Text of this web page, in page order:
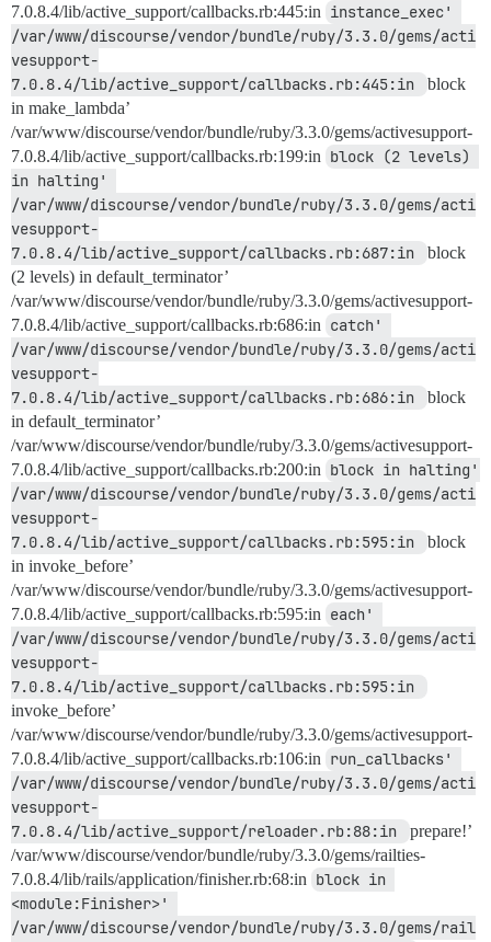
7.0.8.4/lib/active_support/callbacks.rb:445:in instance_exec'
/var/www/discourse/vendor/bundle/ruby/3.3.0/gems/acti
vesupport-
7.0.8.4/lib/active_support/callbacks.rb:445:in
block
in make_lambda’
/var/www/discourse/vendor/bundle/ruby/3.3.0/gems/activesupport-
7.0.8.4/lib/active_support/callbacks.rb:199:in block (2 levels)
in halting'
/var/www/discourse/vendor/bundle/ruby/3.3.0/gems/acti
vesupport-
7.0.8.4/lib/active_support/callbacks.rb:687:in
block
(2 levels) in default_terminator’
/var/www/discourse/vendor/bundle/ruby/3.3.0/gems/activesupport-
7.0.8.4/lib/active_support/callbacks.rb:686:in catch'
/var/www/discourse/vendor/bundle/ruby/3.3.0/gems/acti
vesupport-
7.0.8.4/lib/active_support/callbacks.rb:686:in
block
in default_terminator’
/var/www/discourse/vendor/bundle/ruby/3.3.0/gems/activesupport-
7.0.8.4/lib/active_support/callbacks.rb:200:in block in halting'
/var/www/discourse/vendor/bundle/ruby/3.3.0/gems/acti
vesupport-
7.0.8.4/lib/active_support/callbacks.rb:595:in
block
in invoke_before’
/var/www/discourse/vendor/bundle/ruby/3.3.0/gems/activesupport-
7.0.8.4/lib/active_support/callbacks.rb:595:in each'
/var/www/discourse/vendor/bundle/ruby/3.3.0/gems/acti
vesupport-
invoke_before’
/var/www/discourse/vendor/bundle/ruby/3.3.0/gems/activesupport-
7.0.8.4/lib/active_support/callbacks.rb:106:in run_callbacks'
/var/www/discourse/vendor/bundle/ruby/3.3.0/gems/acti
vesupport-
7.0.8.4/lib/active_support/reloader.rb:88:in
prepare!’
/var/www/discourse/vendor/bundle/ruby/3.3.0/gems/railties-
7.0.8.4/lib/rails/application/finisher.rb:68:in block in
<module:Finisher>'
/var/www/discourse/vendor/bundle/ruby/3.3.0/gems/rail